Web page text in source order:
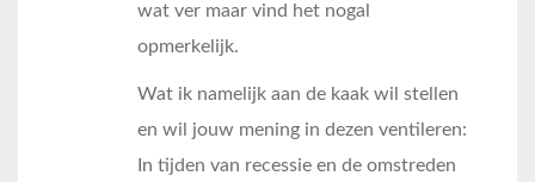
wat ver maar vind het nogal
opmerkelijk.
Wat ik namelijk aan de kaak wil stellen
en wil jouw mening in dezen ventileren:
In tijden van recessie en de omstreden